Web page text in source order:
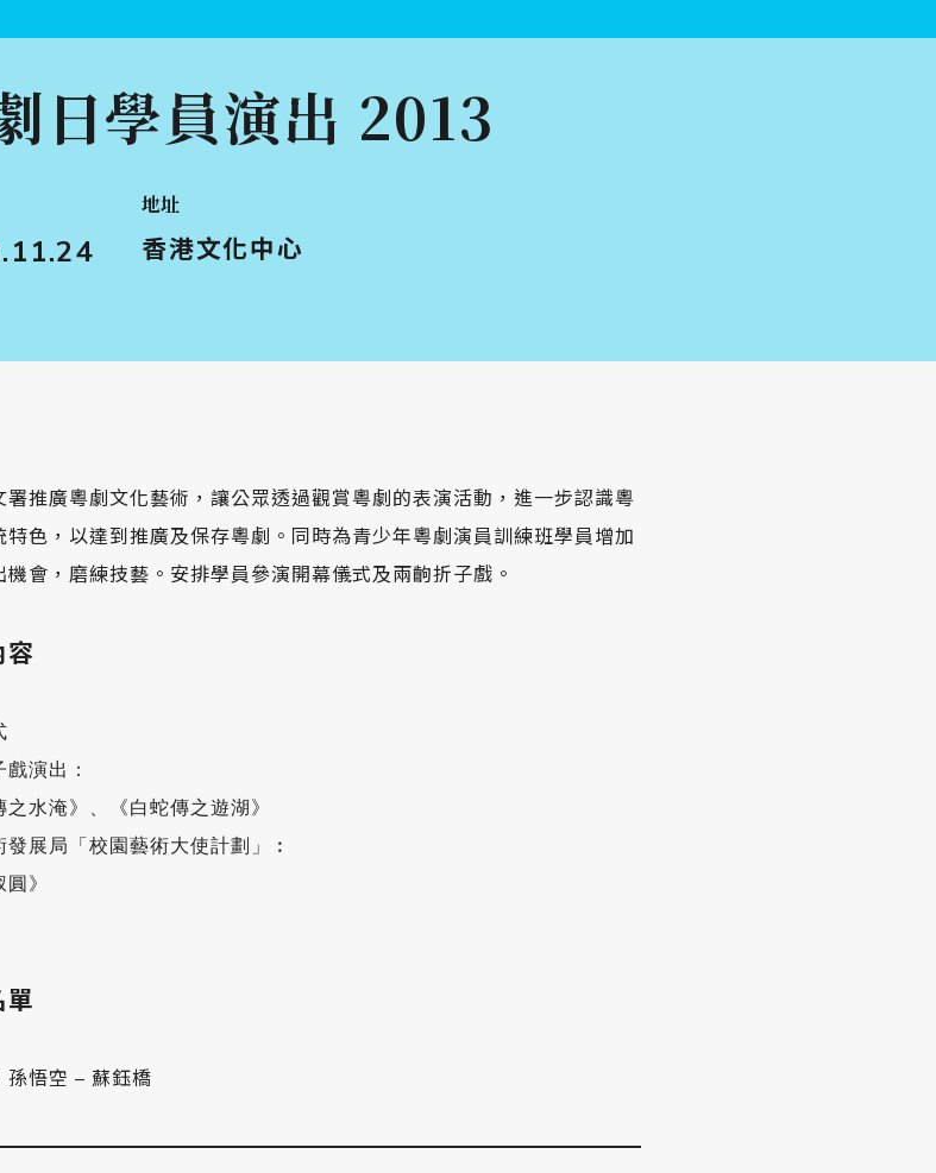
日學員演出 2013
地址
香港文化中心
署推廣粵劇文化藝術，讓公眾透過觀賞粵劇的表演活動，進一步認識粵
特色，以達到推廣及保存粵劇。同時為青少年粵劇演員訓練班學員增加
機會，磨練技藝。安排學員參演開幕儀式及兩齣折子戲。
容
演出：
之水淹》、《白蛇傳之遊湖》
發展局「校園藝術大使計劃」︰
圓》
孫悟空 – 蘇鈺橋